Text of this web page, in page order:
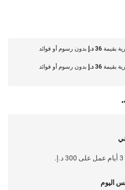
36 د.إ
بدون رسوم أو فوائد
36 د.إ
بدون رسوم أو فوائد
اليوم